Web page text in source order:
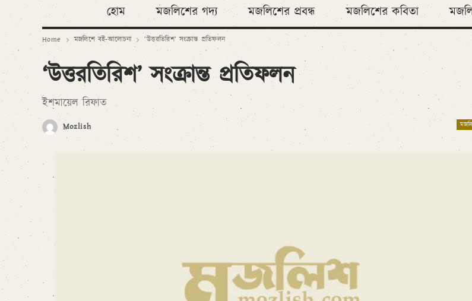
হোম মজলিশের গদ্য মজলিশের প্রবন্ধ মজলিশের কবিতা
Home মজলিশে বই-আলোচনা ‘উত্তরতিরিশ’ সংক্রান্ত প্রতিফলন
‘উত্তরতিরিশ’ সংক্রান্ত প্রতিফলন
ইশমায়েল রিফাত
Mozlish